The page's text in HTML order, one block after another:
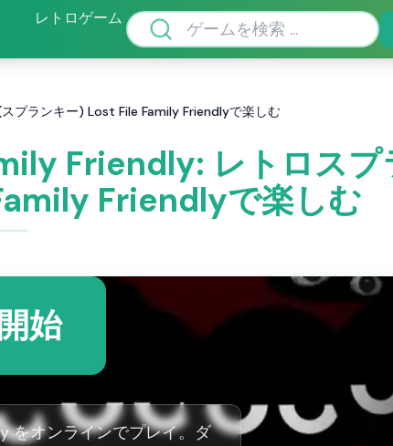
レトロゲーム
プランキー) Lost File Family Friendlyで楽しむ
Friendly: レトロスプ
Friendlyで楽しむ
始
をオンラインでプレイ。ダ